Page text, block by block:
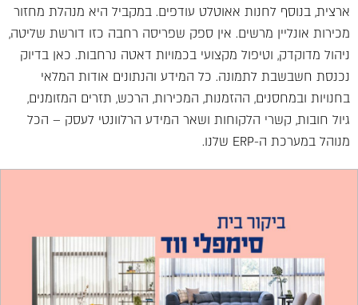
ארצית, בנוסף לחנות אאוטלט עודפים. במקביל היא מנהלת מחזור
מכירות אונליין מרשים. אין ספק שפריסה רחבה כזו דורשת שליטה,
ניהול מדוקדק, וטיפול מקצועי בכמויות דאטה נרחבות. כאן בדיוק
נכנסת חשבשבת לתמונה. כל המידע והנתונים אודות המלאי
בחנויות ובמחסנים, ההזמנות, המכירות, הרכש, תזרים המזומנים,
גיול חובות, קשרי הלקוחות ושאר המידע הרלוונטי לעסק – הכל
מנוהל במערכת ה-ERP שלנו.